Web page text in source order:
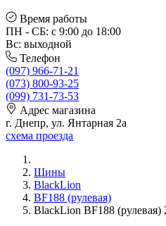
Время работы
ПН - СБ: с 9:00 до 18:00
Вс: выходной
Телефон
(097) 966-71-21
(073) 800-93-25
(099) 731-73-53
Адрес магазина
г. Днепр, ул. Янтарная 2а
схема проезда
Шины
BlackLion
BF188 (рулевая)
BlackLion BF188 (рулевая)